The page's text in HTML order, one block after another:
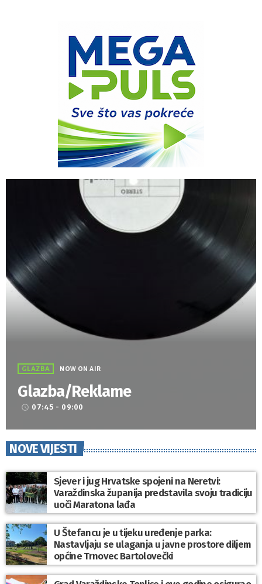
GLAZBA NOW ON AIR
Glazba/Reklame
access_time 07:45 - 09:00
NOVE VIJESTI
Sjever i jug Hrvatske spojeni na Neretvi:
Varaždinska županija predstavila svoju tradiciju
uoči Maratona lađa
U Štefancu je u tijeku uređenje parka:
Nastavljaju se ulaganja u javne prostore diljem
općine Trnovec Bartolovečki